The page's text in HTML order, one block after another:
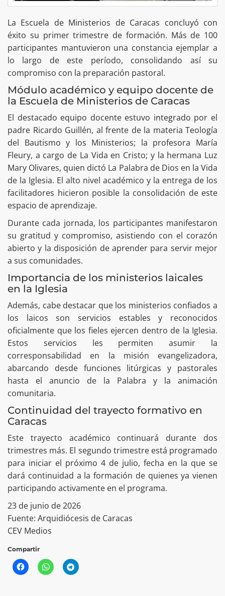
La Escuela de Ministerios de Caracas concluyó con
éxito su primer trimestre de formación. Más de 100
participantes mantuvieron una constancia ejemplar a
lo largo de este período, consolidando así su
compromiso con la preparación pastoral.
Módulo académico y equipo docente de
la Escuela de Ministerios de Caracas
El destacado equipo docente estuvo integrado por el
padre Ricardo Guillén, al frente de la materia Teología
del Bautismo y los Ministerios; la profesora María
Fleury, a cargo de La Vida en Cristo; y la hermana Luz
Mary Olivares, quien dictó La Palabra de Dios en la Vida
de la Iglesia. El alto nivel académico y la entrega de los
facilitadores hicieron posible la consolidación de este
espacio de aprendizaje.
Durante cada jornada, los participantes manifestaron
su gratitud y compromiso, asistiendo con el corazón
abierto y la disposición de aprender para servir mejor
a sus comunidades.
Importancia de los ministerios laicales
en la Iglesia
Además, cabe destacar que los ministerios confiados a
los laicos son servicios estables y reconocidos
oficialmente que los fieles ejercen dentro de la Iglesia.
Estos servicios les permiten asumir la
corresponsabilidad en la misión evangelizadora,
abarcando desde funciones litúrgicas y pastorales
hasta el anuncio de la Palabra y la animación
comunitaria.
Continuidad del trayecto formativo en
Caracas
Este trayecto académico continuará durante dos
trimestres más. El segundo trimestre está programado
para iniciar el próximo 4 de julio, fecha en la que se
dará continuidad a la formación de quienes ya vienen
participando activamente en el programa.
23 de junio de 2026
Fuente: Arquidiócesis de Caracas
CEV Medios
Compartir